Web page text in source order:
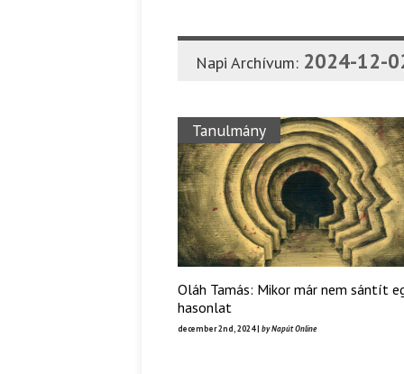
Napi Archívum: 2024-12-
Tanulmány
Oláh Tamás: Mikor már nem sántít
hasonlat
december 2nd, 2024 | by Napút Online